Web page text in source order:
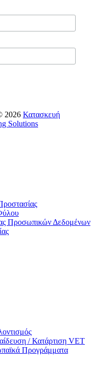
2026 Κατασκευή
Solutions
Προσωπικών Δεδομένων
/ Κατάρτιση VET
Προγράμματα